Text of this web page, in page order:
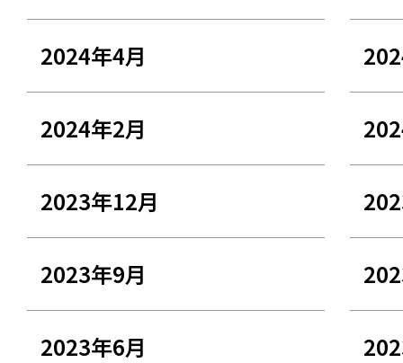
2024年4月
2024年2月
2023年12月
2023年9月
2023年6月